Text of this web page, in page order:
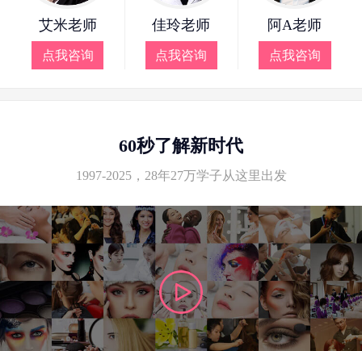
艾米老师
点我咨询
佳玲老师
点我咨询
阿A老师
点我咨询
60秒了解新时代
1997-2025，28年27万学子从这里出发